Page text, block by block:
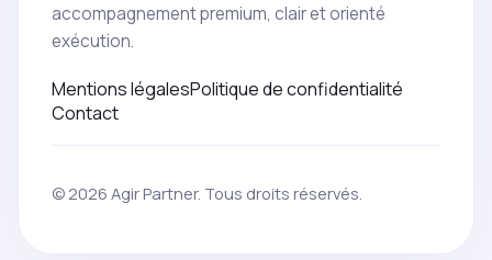
accompagnement premium, clair et orienté
exécution.
Mentions légalesPolitique de confidentialité
Contact
© 2026 Agir Partner. Tous droits réservés.